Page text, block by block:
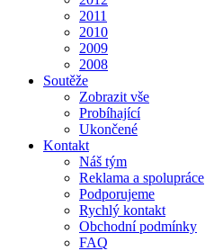
2011
2010
2009
2008
Soutěže
Zobrazit vše
Probíhající
Ukončené
Kontakt
Náš tým
Reklama a spolupráce
Podporujeme
Rychlý kontakt
Obchodní podmínky
FAQ